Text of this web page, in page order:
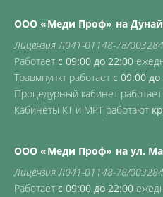
ООО «Меди Проф» на
Лицензия Л041-01148-78/
Работает с 09:00 до 22:00
Травмпункт работает с 09:00
Процедурный кабинет работает
Кабинеты КТ и МРТ работают
ООО «Меди Проф» на ул.
Лицензия Л041-01148-78/
Работает с 09:00 до 22:00